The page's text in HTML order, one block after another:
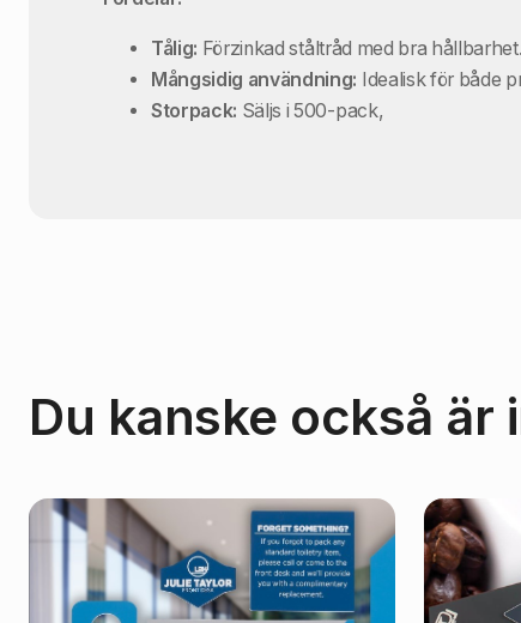
Tålig: Förzinkad ståltråd med bra hållbarhet.
Mångsidig användning: Idealisk för både
Storpack: Säljs i 500-pack,
Du kanske också